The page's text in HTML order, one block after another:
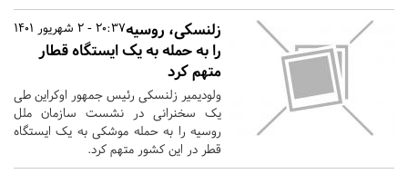
20:37 - 2 شهریور 1401زلنسکی، روسیه
را به حمله به یک ایستگاه قطار
متهم کرد
ولودیمیر زلنسکی رئیس جمهور اوکراین طی
یک سخنرانی در نشست سازمان ملل
روسیه را به حمله موشکی به یک ایستگاه
قطر در این کشور متهم کرد.